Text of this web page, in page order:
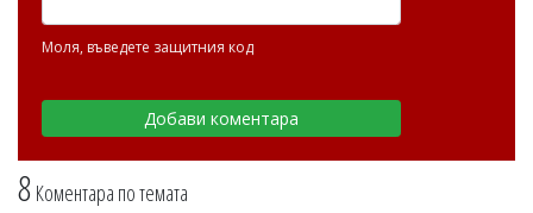
8 Коментара по темата
Моля, въведете защитния код